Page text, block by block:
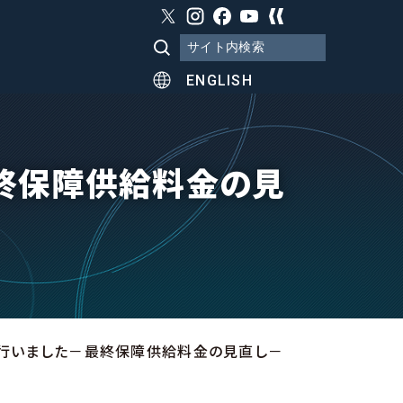
ENGLISH
保障供給料金の見
ました－最終保障供給料金の見直し－